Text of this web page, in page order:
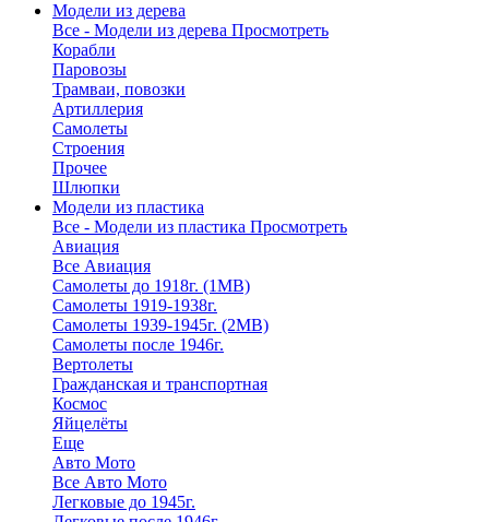
Модели из дерева
Все - Модели из дерева Просмотреть
Корабли
Паровозы
Трамваи, повозки
Артиллерия
Самолеты
Строения
Прочее
Шлюпки
Модели из пластика
Все - Модели из пластика Просмотреть
Авиация
Все Авиация
Самолеты до 1918г. (1МВ)
Самолеты 1919-1938г.
Самолеты 1939-1945г. (2МВ)
Самолеты после 1946г.
Вертолеты
Гражданская и транспортная
Космос
Яйцелёты
Еще
Авто Мото
Все Авто Мото
Легковые до 1945г.